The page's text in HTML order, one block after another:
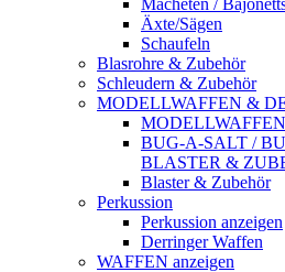
Macheten /
Äxte/Sägen
Schaufeln
Blasrohre & Zubehör
Schleudern & Zubehör
MODELLWAFFEN &
BUG-A-SALT /
BLASTER &
Blaster & Zubehör
Perkussion
Perkussion anzeigen
Derringer Waffen
WAFFEN anzeigen